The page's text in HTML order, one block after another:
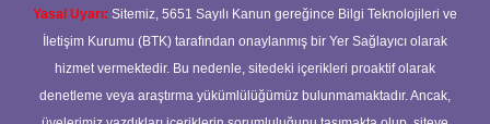
Yasal Uyarı: Sitemiz, 5651 Sayılı Kanun gereğince Bilgi Teknolojileri ve
İletişim Kurumu (BTK) tarafından onaylanmış bir Yer Sağlayıcı olarak
hizmet vermektedir. Bu nedenle, sitedeki içerikleri proaktif olarak
denetleme veya araştırma yükümlülüğümüz bulunmamaktadır. Ancak,